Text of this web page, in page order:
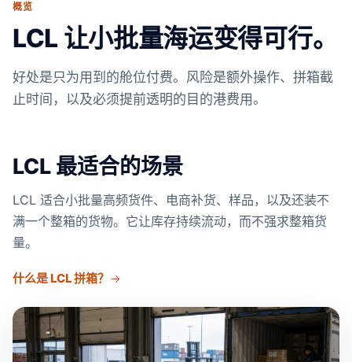
概览
LCL 让小批量海运变得可行。
好处是只为用到的舱位付费。风险是额外操作、拼箱截
止时间，以及必须提前透明的目的港费用。
LCL 最适合的场景
LCL 适合小批量高频货件、电商补货、样品，以及还装不
满一个整箱的货物。它让库存持续流动，而不强求整箱货
量。
什么是 LCL 拼箱？